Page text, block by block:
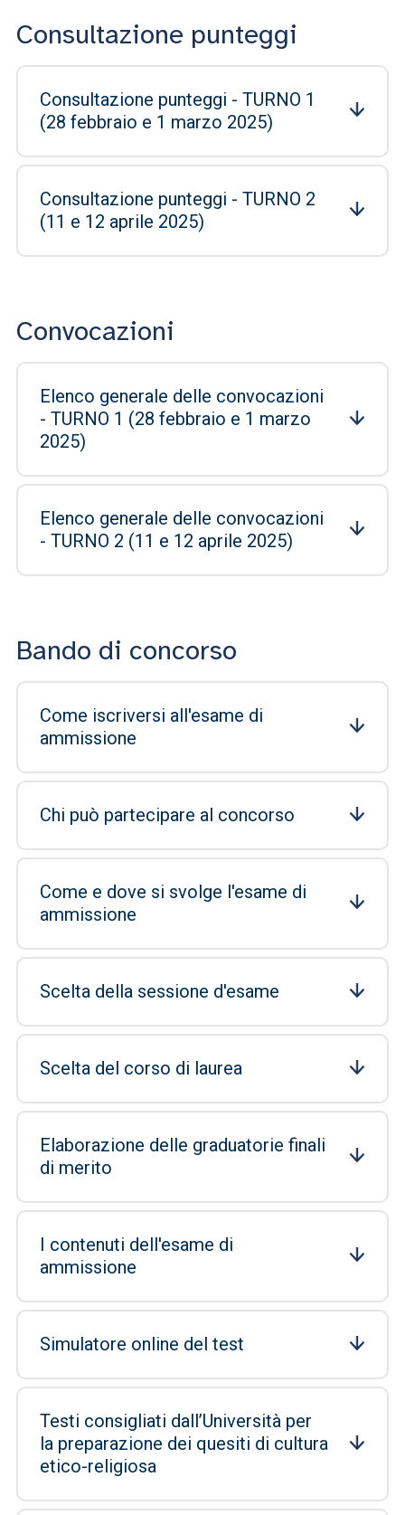
Consultazione punteggi
Consultazione punteggi - TURNO 1
(28 febbraio e 1 marzo 2025)
Consultazione punteggi - TURNO 2
(11 e 12 aprile 2025)
Convocazioni
Elenco generale delle convocazioni
- TURNO 1 (28 febbraio e 1 marzo
2025)
Elenco generale delle convocazioni
- TURNO 2 (11 e 12 aprile 2025)
Bando di concorso
Come iscriversi all'esame di
ammissione
Chi può partecipare al concorso
Come e dove si svolge l'esame di
ammissione
Scelta della sessione d'esame
Scelta del corso di laurea
Elaborazione delle graduatorie finali
di merito
I contenuti dell'esame di
ammissione
Simulatore online del test
Testi consigliati dall’Università per
la preparazione dei quesiti di cultura
etico-religiosa